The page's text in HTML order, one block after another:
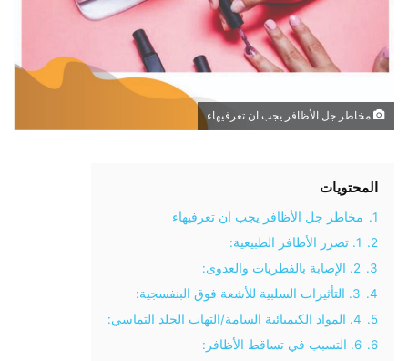
مخاطر جل الأظافر يجب ان تعرفيهاء
المحتويات
1.
مخاطر جل الأظافر يجب ان تعرفيهاء
2.
1. تضرر الأظافر الطبيعية:
3.
2. الإصابة بالفطريات والعدوى:
4.
3. التأثيرات السلبية للأشعة فوق البنفسجية:
5.
4. المواد الكيميائية السامة/التهاب الجلد التماسي:
6.
6. التسبب في تساقط الأظافر: